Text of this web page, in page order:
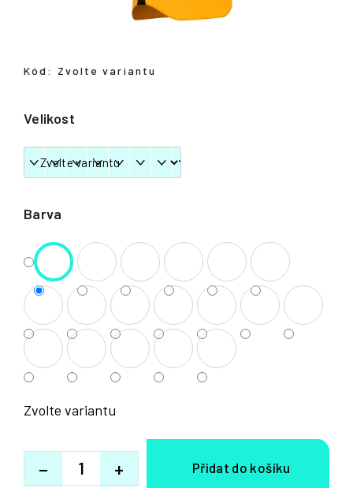
Barva
Velikost
Zvolte variantu
+
−
Kód: Zvolte variantu